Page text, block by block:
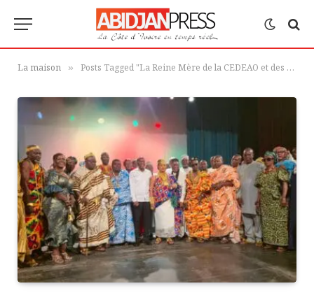
La maison » Posts Tagged "La Reine Mère de la CEDEAO et des Peuples d’Afrique"